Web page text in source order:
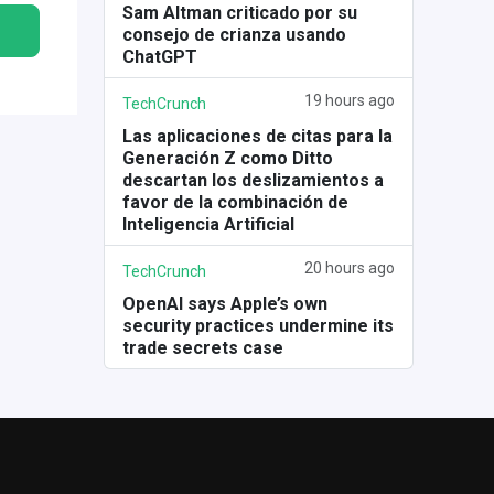
Sam Altman criticado por su
consejo de crianza usando
ChatGPT
TechCrunch 19 hours ago
Las aplicaciones de citas para la
Generación Z como Ditto
descartan los deslizamientos a
favor de la combinación de
Inteligencia Artificial
TechCrunch 20 hours ago
OpenAI says Apple’s own
security practices undermine its
trade secrets case